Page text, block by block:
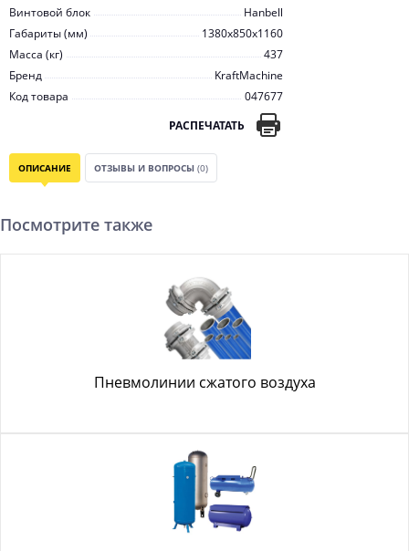
Винтовой блок
Hanbell
Габариты (мм)
1380x850x1160
Масса (кг)
437
Бренд
KraftMachine
Код товара
047677
РАСПЕЧАТАТЬ
ОПИСАНИЕ ОТЗЫВЫ И ВОПРОСЫ (0)
Посмотрите также
Пневмолинии сжатого воздуха